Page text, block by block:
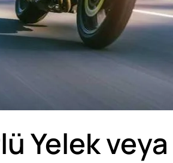
Yelek